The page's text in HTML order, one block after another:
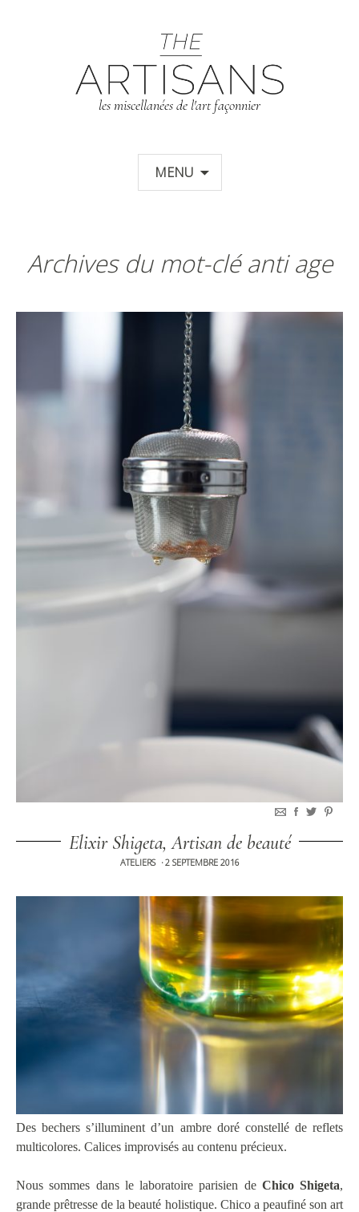
les miscellanées de l'art façonnier
MENU
Archives du mot-clé anti age
Elixir Shigeta, Artisan de beauté
ATELIERS •2 SEPTEMBRE 2016
Des bechers s’illuminent d’un ambre doré constellé de reflets
multicolores. Calices improvisés au contenu précieux.
Nous sommes dans le laboratoire parisien de Chico Shigeta,
grande prêtresse de la beauté holistique. Chico a peaufiné son art